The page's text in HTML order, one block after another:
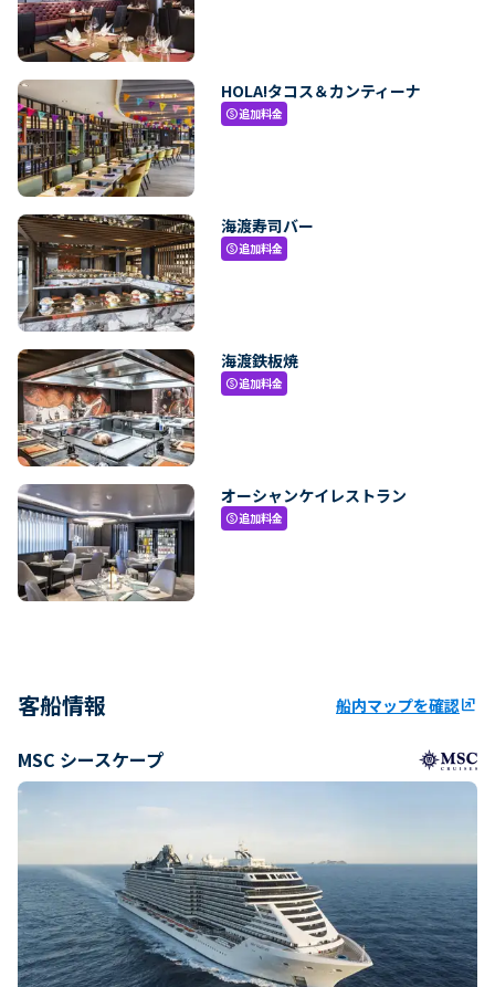
HOLA!タコス＆カンティーナ
paid追加料金
海渡寿司バー
paid追加料金
海渡鉄板焼
paid追加料金
オーシャンケイレストラン
paid追加料金
客船情報 船内マップを確認ungroup
MSC シースケープ